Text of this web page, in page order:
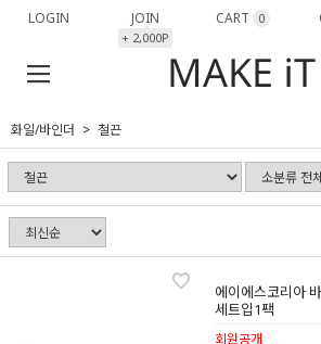
LOGIN JOIN
+ 2,000P
CART 0
화일/바인더 철끈
에이에스코리아
세트입1팩
회원공개